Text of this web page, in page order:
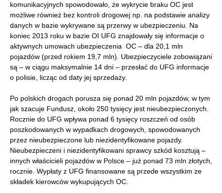
komunikacyjnych spowodowało, że wykrycie braku OC jest
możliwe również bez kontroli drogowej np. na podstawie analizy
danych w bazie wykrywane są przerwy w ubezpieczeniu. Na
koniec 2013 roku w bazie OI UFG znajdowały się informacje o
aktywnych umowach ubezpieczenia OC – dla 20,1 mln
pojazdów (przed rokiem 19,7 mln). Ubezpieczyciele zobowiązani
są – w ciągu maksymalnie 14 dni – przesłać do UFG informacje
o polisie, licząc od daty jej sprzedaży.
Po polskich drogach porusza się ponad 20 mln pojazdów, w tym
jak szacuje Fundusz, około 250 tysięcy jest nieubezpieczonych.
Rocznie do UFG wpływa ponad 6 tysięcy roszczeń od osób
poszkodowanych w wypadkach drogowych, spowodowanych
przez nieubezpieczone lub niezidentyfikowane pojazdy.
Nieubezpieczeni i niezidentyfikowani sprawcy szkód kosztują –
innych właścicieli pojazdów w Polsce – już ponad 73 mln złotych,
rocznie. Wypłaty z UFG finansowane są przede wszystkim ze
składek kierowców wykupujących OC.